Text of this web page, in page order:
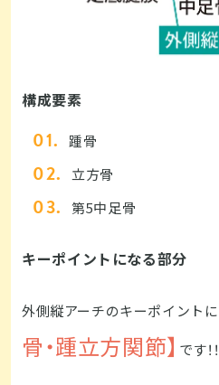
構成要素
踵骨
立方骨
第5中足骨
キーポイントになる部分
外側縦アーチのキーポイント
骨・踵立方関節】 です！！